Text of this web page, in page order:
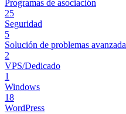
Programas de asociación
25
Seguridad
5
Solución de problemas avanzada
2
VPS/Dedicado
1
Windows
18
WordPress